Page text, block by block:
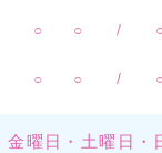
○ ○ /
○ ○ /
金曜日・土曜日・